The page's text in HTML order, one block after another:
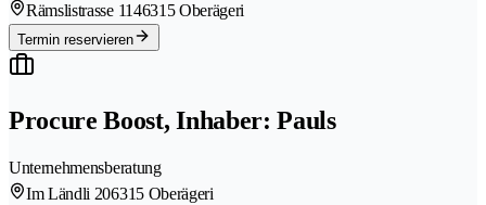
Rämslistrasse 1146315 Oberägeri
Termin reservieren
Procure Boost, Inhaber: Pauls
Unternehmensberatung
Im Ländli 206315 Oberägeri